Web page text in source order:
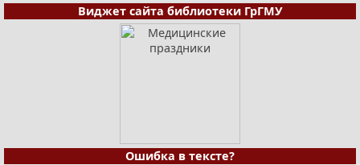
Виджет сайта библиотеки ГрГМУ
Ошибка в тексте?